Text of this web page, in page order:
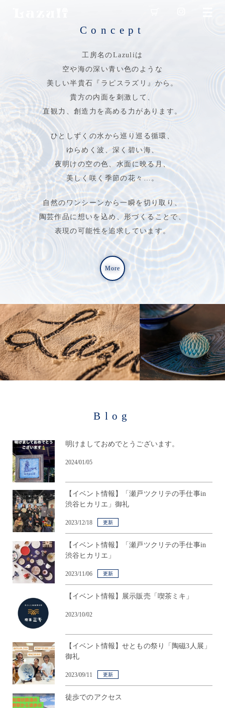
Concept
工房名のLazuliは
空や海の深い青い色のような
美しい半貴石『ラピスラズリ』から。
貴方の内面を刺激して、
直観力、創造力を高める力があります。
ひとしずくの水から巡り巡る循環、
ゆらめく波、深く碧い海、
夜明けの空の色、水面に映る月、
美しく咲く季節の花々…。
自然のワンシーンから一瞬を切り取り、
陶芸作品に想いを込め、形づくることで、
表現の可能性を追求しています。
More
Blog
明けましておめでとうございます。
2024/01/05
【イベント情報】「瀬戸ツクリテの手仕事in
渋谷ヒカリエ」御礼
2023/12/18 更新
【イベント情報】「瀬戸ツクリテの手仕事in
渋谷ヒカリエ」
2023/11/06 更新
【イベント情報】展示販売「喫茶ミキ」
2023/10/02
【イベント情報】せともの祭り「陶磁3人展」
御礼
2023/09/11 更新
徒歩でのアクセス